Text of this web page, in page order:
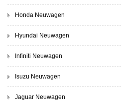
Honda Neuwagen
Hyundai Neuwagen
Infiniti Neuwagen
Isuzu Neuwagen
Jaguar Neuwagen